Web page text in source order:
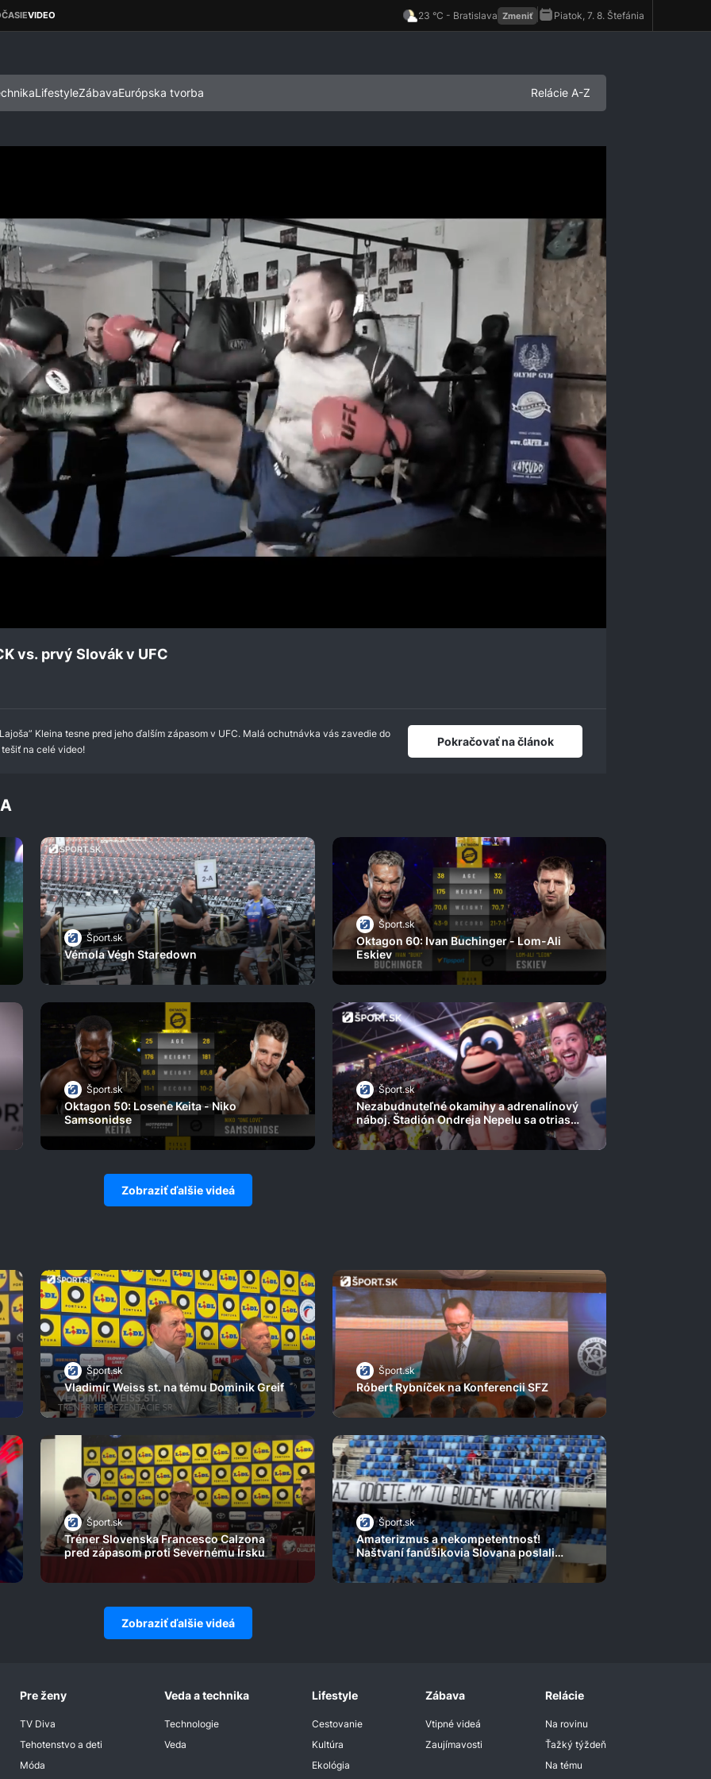
LifestyleZábavaEurópska tvorba Relácie A-Z
vs. prvý Slovák v UFC
Kleina tesne pred jeho ďalším zápasom v UFC. Malá ochutnávka vás zavedie do
na celé video!
Pokračovať na článok
Šport.sk
Vémola Végh Staredown
Šport.sk
Oktagon 60: Ivan Buchinger - Lom-Ali
Eskiev
Šport.sk
Oktagon 50: Losene Keita - Niko
Samsonidse
Šport.sk
Nezabudnuteľné okamihy a adrenalínový
náboj. Štadión Ondreja Nepelu sa otriasal
v základoch!
Zobraziť ďalšie videá
Šport.sk
Vladimír Weiss st. na tému Dominik Greif
Šport.sk
Róbert Rybníček na Konferencii SFZ
Šport.sk
Tréner Slovenska Francesco Calzona
pred zápasom proti Severnému Írsku
Šport.sk
Amaterizmus a nekompetentnosť!
Naštvaní fanúšikovia Slovana poslali
odkaz aj Weissovi
Zobraziť ďalšie videá
Pre ženy
TV Diva
Tehotenstvo a deti
Móda
Veda a technika
Technologie
Veda
Lifestyle
Cestovanie
Kultúra
Ekológia
Zábava
Vtipné videá
Zaujímavosti
Relácie
Na rovinu
Ťažký týždeň
Na tému